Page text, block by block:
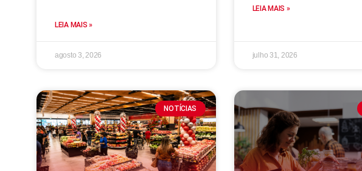
LEIA MAIS »
agosto 3, 2026
LEIA MAIS »
julho 31, 2026
NOTÍCIAS